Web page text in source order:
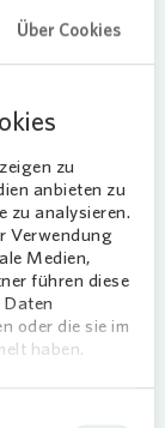
Über Cookies
zu
anbieten zu
zu analysieren.
Verwendung
Medien,
führen diese
oder die sie im
haben.
von
In der
die
eine